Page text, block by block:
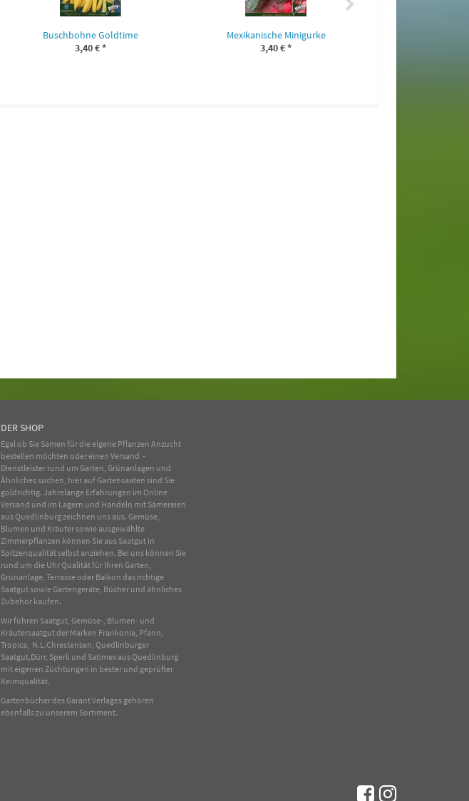
Buschbohne Goldtime
3,40 €*
Mexikanische Minigurke
3,40 €*
DER SHOP
Egal ob Sie Samen für die eigene Pflanzen Anzucht
bestellen möchten oder einen Versand -
Dienstleister rund um Garten, Grünanlagen und
Ähnliches suchen, hier auf Gartensaaten sind Sie
goldrichtig. Jahrelange Erfahrungen im Online
Versand und im Lagern und Handeln mit Sämereien
aus Quedlinburg zeichnen uns aus. Gemüse,
Blumen und Kräuter sowie ausgewählte
Zimmerpflanzen können Sie aus Saatgut in
Spitzenqualität selbst anziehen. Bei uns können Sie
rund um die Uhr Qualität für Ihren Garten,
Grünanlage, Terrasse oder Balkon das richtige
Saatgut sowie Gartengeräte, Bücher und ähnliches
Zubehör kaufen.
Wir führen Saatgut, Gemüse-, Blumen- und
Kräutersaatgut der Marken Frankonia, Pfann,
Tropica, N.L.Chrestensen, Quedlinburger
Saatgut,Dürr, Sperli und Satimex aus Quedlinburg
mit eigenen Züchtungen in bester und geprüfter
Keimqualität.
Gartenbücher des Garant Verlages gehören
ebenfalls zu unserem Sortiment.